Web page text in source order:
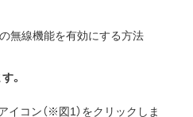
無線機能を有効にする方法
。
コン（※図1）をクリックしま